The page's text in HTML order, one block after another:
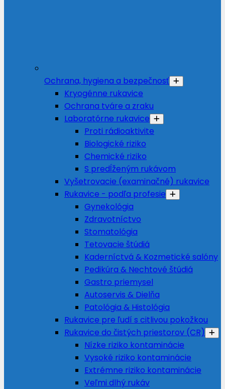
Ochrana, hygiena a bezpečnosť
Kryogénne rukavice
Ochrana tváre a zraku
Laboratórne rukavice
Proti rádioaktivite
Biologické riziko
Chemické riziko
S predĺženým rukávom
Vyšetrovacie (examinačné) rukavice
Rukavice - podľa profesie
Gynekológia
Zdravotníctvo
Stomatológia
Tetovacie štúdiá
Kaderníctvá & Kozmetické salóny
Pedikúra & Nechtové štúdiá
Gastro priemysel
Autoservis & Dielňa
Patológia & Histológia
Rukavice pre ľudí s citlivou pokožkou
Rukavice do čistých priestorov (CR)
Nízke riziko kontaminácie
Vysoké riziko kontaminácie
Extrémne riziko kontaminácie
Veľmi dlhý rukáv